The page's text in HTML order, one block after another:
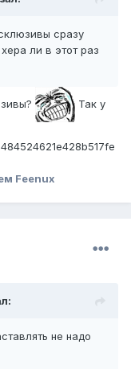
сразу
ли в этот раз
Так у
Feenux
не надо